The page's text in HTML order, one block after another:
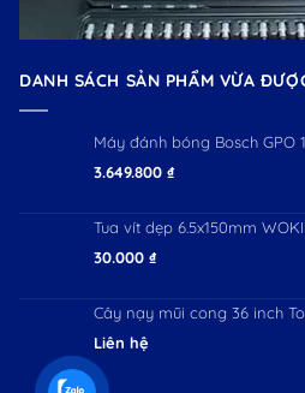
DANH SÁCH SẢN PHẨM VỪA
Máy đánh bóng Bosch GPO
3.649.800 ₫
Tua vít dẹp 6.5x150mm
30.000 ₫
Cây nạy mũi cong 36 inch
Liên hệ